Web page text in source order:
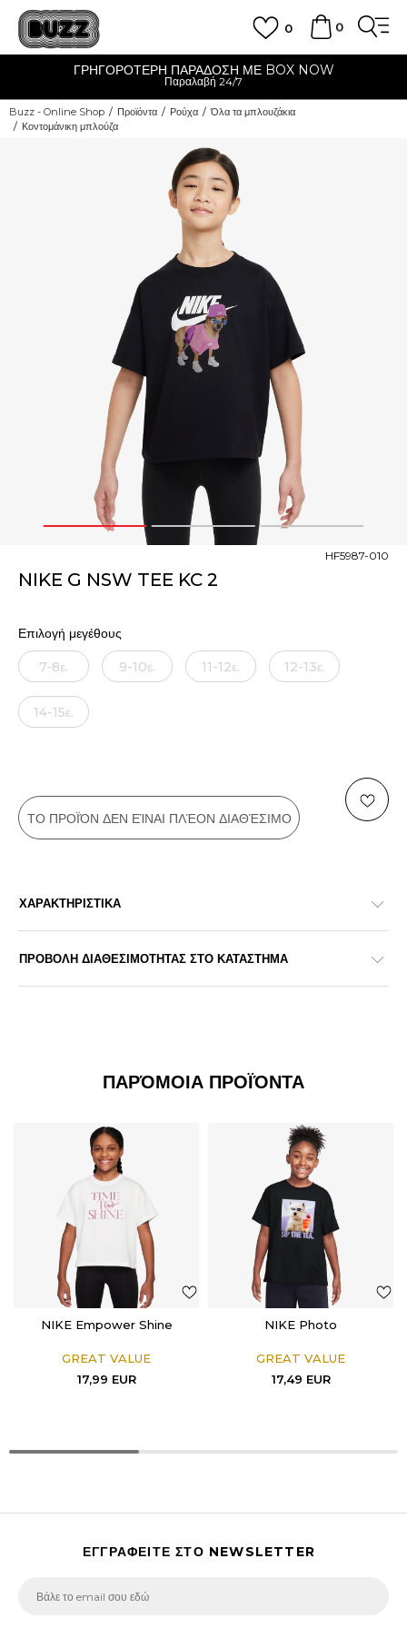
0
0
ΓΡΗΓΟΡΟΤΕΡΗ ΠΑΡΑΔΟΣΗ ΜΕ BOX NOW
Παραλαβή 24/7
Buzz - Online Shop Προϊόντα Ρούχα
Όλα τα μπλουζάκια
Κοντομάνικη μπλούζα
1 2 3
NIKE G NSW TEE KC 2
HF5987-010
Επιλογή μεγέθους
7-8ε. 9-10ε. 11-12ε. 12-13ε.
14-15ε.
ΤΟ ΠΡΟΪΌΝ ΔΕΝ ΕΊΝΑΙ ΠΛΈΟΝ ΔΙΑΘΈΣΙΜΟ
ΧΑΡΑΚΤΗΡΙΣΤΙΚΑ
ΠΡΟΒΟΛΗ ΔΙΑΘΕΣΙΜΟΤΗΤΑΣ ΣΤΟ ΚΑΤΑΣΤΗΜΑ
ΠΑΡΌΜΟΙΑ ΠΡΟΪΌΝΤΑ
NIKE Empower Shine
GREAT VALUE
17,99 EUR
NIKE Photo
GREAT VALUE
17,49 EUR
ΕΓΓΡΑΦΕΙΤΕ ΣΤΟ NEWSLETTER